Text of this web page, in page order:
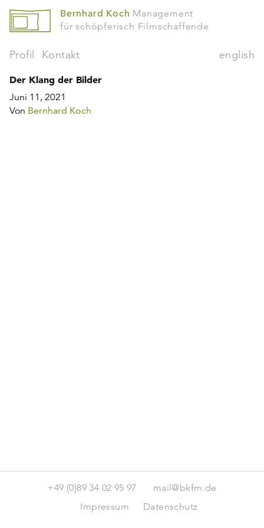
Bernhard Koch Management
für schöpferisch Filmschaffende
Profil Kontakt english
Der Klang der Bilder
Juni 11, 2021
Von Bernhard Koch
+49 (0)89 34 02 95 97
mail@bkfm.de
Impressum
Datenschutz